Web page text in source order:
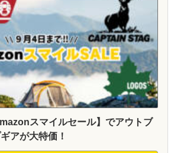
スマイルセール】でアウトブ
アが大特価！